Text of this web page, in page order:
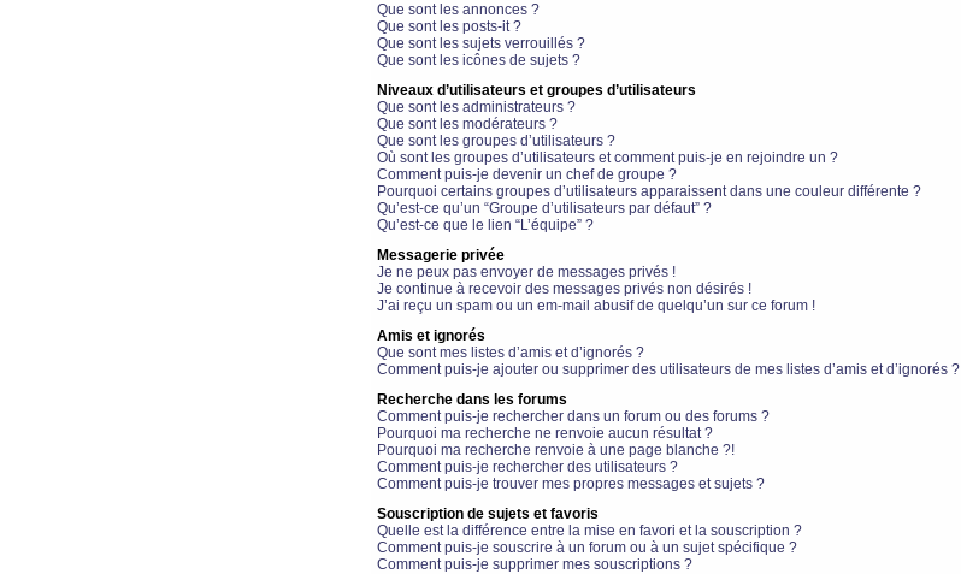
Que sont les annonces ?
Que sont les posts-it ?
Que sont les sujets verrouillés ?
Que sont les icônes de sujets ?
Niveaux d’utilisateurs et groupes d’utilisateurs
Que sont les administrateurs ?
Que sont les modérateurs ?
Que sont les groupes d’utilisateurs ?
Où sont les groupes d’utilisateurs et comment puis-je en rejoindre un ?
Comment puis-je devenir un chef de groupe ?
Pourquoi certains groupes d’utilisateurs apparaissent dans une couleur différente ?
Qu’est-ce qu’un “Groupe d’utilisateurs par défaut” ?
Qu’est-ce que le lien “L’équipe” ?
Messagerie privée
Je ne peux pas envoyer de messages privés !
Je continue à recevoir des messages privés non désirés !
J’ai reçu un spam ou un em-mail abusif de quelqu’un sur ce forum !
Amis et ignorés
Que sont mes listes d’amis et d’ignorés ?
Comment puis-je ajouter ou supprimer des utilisateurs de mes listes d’amis et d’ignorés ?
Recherche dans les forums
Comment puis-je rechercher dans un forum ou des forums ?
Pourquoi ma recherche ne renvoie aucun résultat ?
Pourquoi ma recherche renvoie à une page blanche ?!
Comment puis-je rechercher des utilisateurs ?
Comment puis-je trouver mes propres messages et sujets ?
Souscription de sujets et favoris
Quelle est la différence entre la mise en favori et la souscription ?
Comment puis-je souscrire à un forum ou à un sujet spécifique ?
Comment puis-je supprimer mes souscriptions ?